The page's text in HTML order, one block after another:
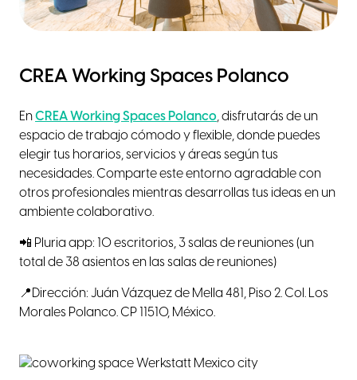
CREA Working Spaces Polanco
EnCREA Working Spaces Polanco, disfrutarás de un
espacio de trabajo cómodo y flexible, donde puedes
elegir tus horarios, servicios y áreas según tus
necesidades. Comparte este entorno agradable con
otros profesionales mientras desarrollas tus ideas en un
ambiente colaborativo.
📲 Pluria app: 10 escritorios, 3 salas de reuniones (un
total de 38 asientos en las salas de reuniones)
📍Dirección: Juán Vázquez de Mella 481, Piso 2. Col. Los
Morales Polanco. CP 11510, México.